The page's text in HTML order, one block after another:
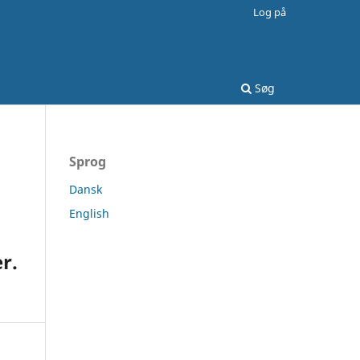
Søg
Log på
Sprog
Dansk
English